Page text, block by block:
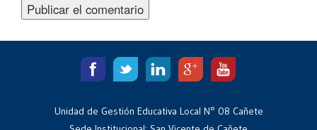
Unidad de Gestión Educativa Local N° 08 Cañete